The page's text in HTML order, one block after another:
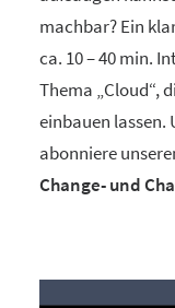
machbar? Ein
ca. 10 – 40 min.
Thema „Cloud“,
einbauen lassen.
abonniere
Change- und